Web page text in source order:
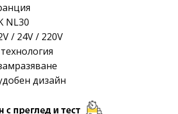
NL30
/ 24V / 220V
дизайн